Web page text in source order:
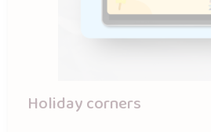
Holiday corners